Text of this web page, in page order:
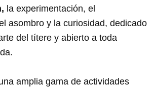
la experimentación, el
asombro y la curiosidad, dedicado
del títere y abierto a toda
amplia gama de actividades